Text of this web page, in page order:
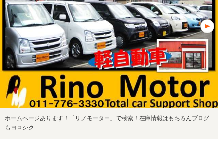
ホームページあります！「リノモーター」で検索！在庫情報はもちろんブログ
もヨロシク